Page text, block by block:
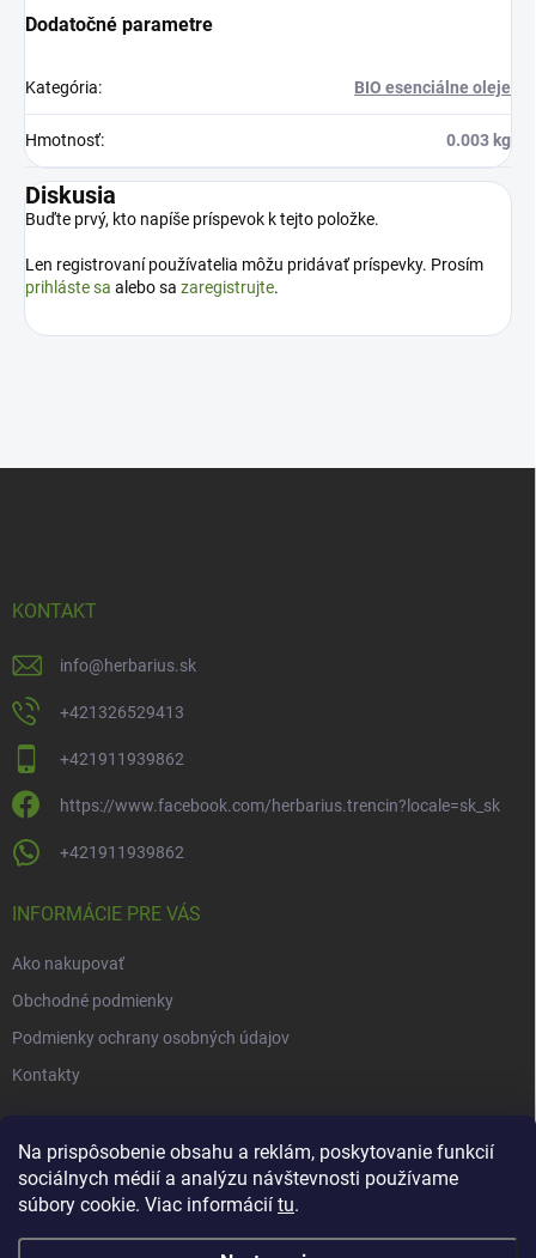
Na prispôsobenie obsahu a reklám, poskytovanie funkcií
sociálnych médií a analýzu návštevnosti používame
súbory cookie. Viac informácií tu.
Dodatočné parametre
Kategória: BIO esenciálne oleje
Hmotnosť: 0.003 kg
Diskusia
Buďte prvý, kto napíše príspevok k tejto položke.
Len registrovaní používatelia môžu pridávať príspevky. Prosím
prihláste sa alebo sa zaregistrujte.
KONTAKT
info@herbarius.sk
+421326529413
+421911939862
https://www.facebook.com/herbarius.trencin?locale=sk_sk
+421911939862
INFORMÁCIE PRE VÁS
Ako nakupovať
Obchodné podmienky
Podmienky ochrany osobných údajov
Kontakty
NOVINKY
Novinky v našom e-shope